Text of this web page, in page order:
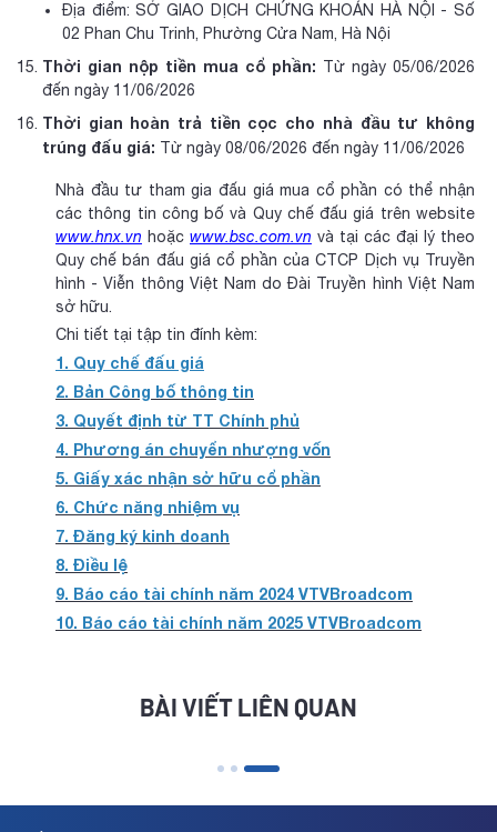
Địa điểm: SỞ GIAO DỊCH CHỨNG KHOÁN HÀ NỘI -Số
02 Phan Chu Trinh, Phường Cửa Nam, Hà Nội
Thời gian nộp tiền mua cổ phần: Từ ngày 05/06/2026
đến ngày 11/06/2026
Thời gian hoàn trả tiền cọc cho nhà đầu tư không
trúng đấu giá: Từ ngày 08/06/2026 đến ngày 11/06/2026
Nhà đầu tư tham gia đấu giá mua cổ phần có thể nhận
các thông tin công bố và Quy chế đấu giá trên website
www.hnx.vn hoặc www.bsc.com.vn và tại các đại lý theo
Quy chế bán đấu giá cổ phần của CTCP Dịch vụ Truyền
hình - Viễn thông Việt Nam do Đài Truyền hình Việt Nam
sở hữu.
Chi tiết tại tập tin đính kèm:
1. Quy chế đấu giá
2. Bản Công bố thông tin
3. Quyết định từ TT Chính phủ
4. Phương án chuyển nhượng vốn
5. Giấy xác nhận sở hữu cổ phần
6. Chức năng nhiệm vụ
7. Đăng ký kinh doanh
8. Điều lệ
9. Báo cáo tài chính năm 2024 VTVBroadcom
10. Báo cáo tài chính năm 2025 VTVBroadcom
BÀI VIẾT LIÊN QUAN